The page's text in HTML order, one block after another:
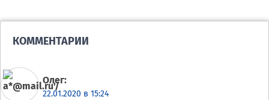
КОММЕНТАРИИ
Олег:
22.01.2020 в 15:24